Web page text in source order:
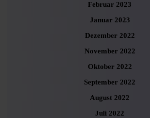
Februar 2023
Januar 2023
Dezember 2022
November 2022
Oktober 2022
September 2022
August 2022
Juli 2022